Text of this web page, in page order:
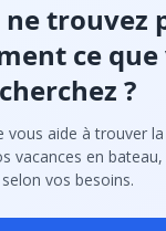
ne trouvez
ce que
cherchez ?
vous aide à trouver
vacances en
selon vos besoins.